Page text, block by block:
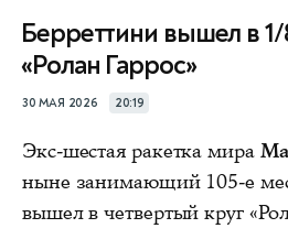
Берреттини вышел в
«Ролан Гаррос»
30 МАЯ 2026 20:19
Экс-шестая ракетка мира
ныне занимающий 105-е
вышел в четвертый круг